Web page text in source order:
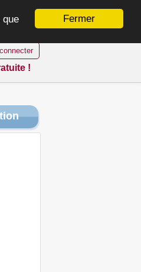
Fermer
!